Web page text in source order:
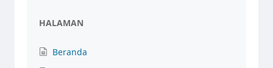
HALAMAN
Beranda